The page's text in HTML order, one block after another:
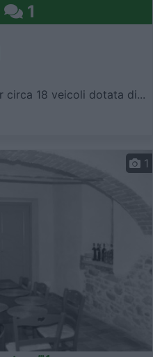
1
circa 18 veicoli dotata di...
1